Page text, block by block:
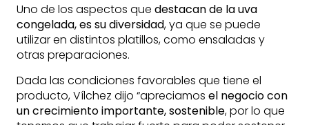
Uno de los aspectos que destacan de la uva
congelada, es su diversidad, ya que se puede
utilizar en distintos platillos, como ensaladas y
otras preparaciones.
Dada las condiciones favorables que tiene el
producto, Vílchez dijo “apreciamos el negocio con
un crecimiento importante, sostenible, por lo que